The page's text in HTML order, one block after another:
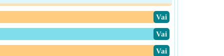
​Vai
​Vai
​Vai